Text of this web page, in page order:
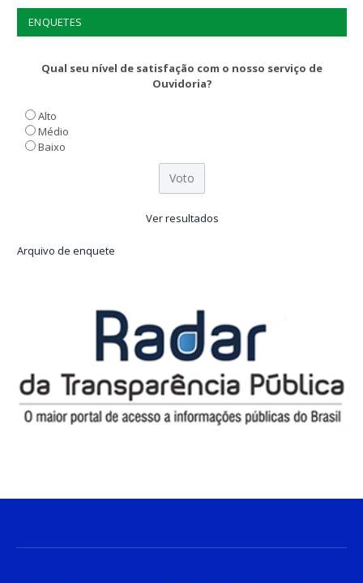
ENQUETES
Qual seu nível de satisfação com o nosso serviço de
Ouvidoria?
Alto
Médio
Baixo
Ver resultados
Arquivo de enquete